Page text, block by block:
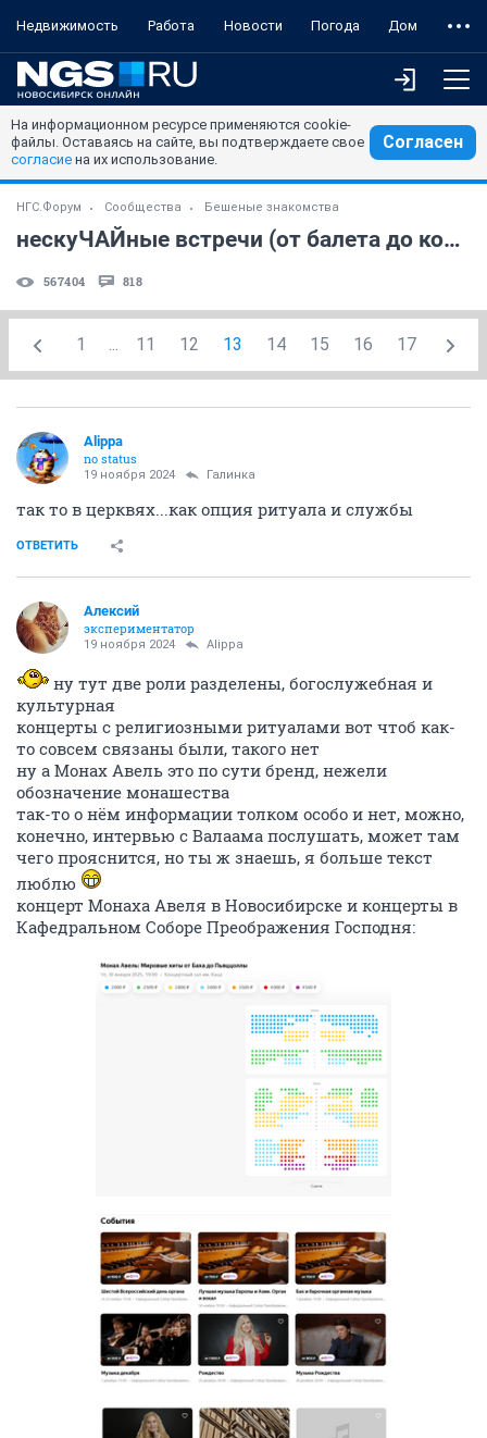
Недвижимость Работа Новости Погода Дом
На информационном ресурсе применяются cookie-
файлы. Оставаясь на сайте, вы подтверждаете свое
согласие на их использование.
Согласен
НГС.Форум Сообщества Бешеные знакомства
нескуЧАЙные встречи (от балета до концерта через театр в кинозал)
567404 818
1 ... 11 12 13 14 15 16 17
Alippa
no status
19 ноября 2024 Галинка
так то в церквях...как опция ритуала и службы
ОТВЕТИТЬ
Алексий
экспериментатор
19 ноября 2024 Alippa
ну тут две роли разделены, богослужебная и
культурная
концерты с религиозными ритуалами вот чтоб как-
то совсем связаны были, такого нет
ну а Монах Авель это по сути бренд, нежели
обозначение монашества
так-то о нём информации толком особо и нет, можно,
конечно, интервью с Валаама послушать, может там
чего прояснится, но ты ж знаешь, я больше текст
люблю
концерт Монаха Авеля в Новосибирске и концерты в
Кафедральном Соборе Преображения Господня: